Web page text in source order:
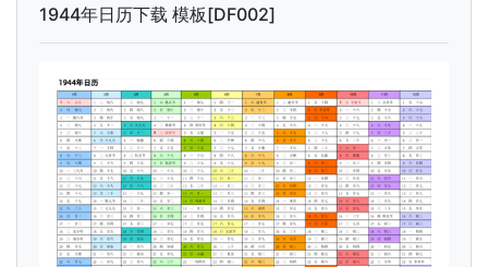
1944年日历下载 模板[DF002]